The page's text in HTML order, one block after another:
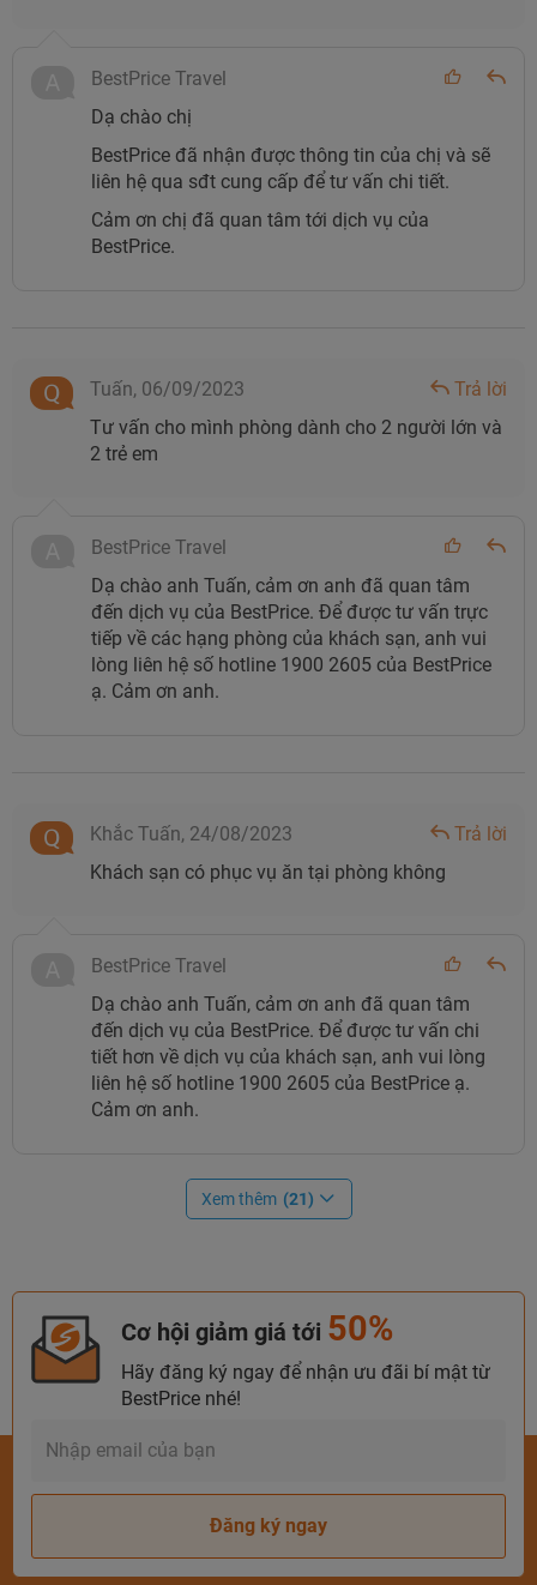
Ô tô điện 200.000đ - 300.000d/ giờ
Bảng tham khảo các phương tiện di chuyển tới khách sạn
Giá phòng tại Hotel Perle D'Orient Cát
Bà - MGallery
Hotel Perle D’Orient Cá Bà - MGallerycó 121 phòng và
suite được bài trí sang trọng, với điểm nhấn là nội thất gỗ
đều có tầm nhìn tuyệt đẹp ra Vịnh Lan Hạ hoặc núi rừng
Cát Bà hùng vĩ và được trang bị đầy đủ tiện nghi hiện đại
như TV, wifi miễn phí, két an toàn…
HẠNG PHÒNG
(Đơn vị: VND/phòng/đêm)
Classic 4.302.000đ
Superior
6.447.000đ
Bảng giá phòng tại Hotel Perle D’Orient Cát Bà – MGallery
Phòng Classic
Diện tích: 39m2
Sức chứa tối đa: 2 người lớn, 1 trẻ em
BestPrice Travel
Dạ chào chị
BestPrice đã nhận được thông tin của chị và sẽ
liên hệ qua sđt cung cấp để tư vấn chi tiết.
Cảm ơn chị đã quan tâm tới dịch vụ của
BestPrice.
Tuấn, 06/09/2023
Trả lời
Tư vấn cho mình phòng dành cho 2 người lớn và
2 trẻ em
BestPrice Travel
Dạ chào anh Tuấn, cảm ơn anh đã quan tâm
đến dịch vụ của BestPrice. Để được tư vấn trực
tiếp về các hạng phòng của khách sạn, anh vui
lòng liên hệ số hotline 1900 2605 của BestPrice
ạ. Cảm ơn anh.
Khắc Tuấn, 24/08/2023
Trả lời
Khách sạn có phục vụ ăn tại phòng không
BestPrice Travel
Dạ chào anh Tuấn, cảm ơn anh đã quan tâm
đến dịch vụ của BestPrice. Để được tư vấn chi
tiết hơn về dịch vụ của khách sạn, anh vui lòng
liên hệ số hotline 1900 2605 của BestPrice ạ.
Cảm ơn anh.
Xem thêm (21)
Cơ hội giảm giá tới 50%
Hãy đăng ký ngay để nhận ưu đãi bí mật từ
BestPrice nhé!
Đăng ký ngay